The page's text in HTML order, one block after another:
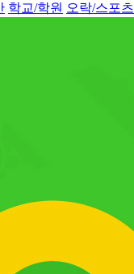
학교/학원 오락/스포츠